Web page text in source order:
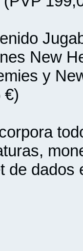
New
y
€)
de dados